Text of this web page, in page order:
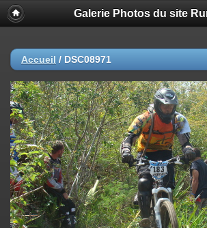
Galerie Photos du site
Accueil / DSC08971